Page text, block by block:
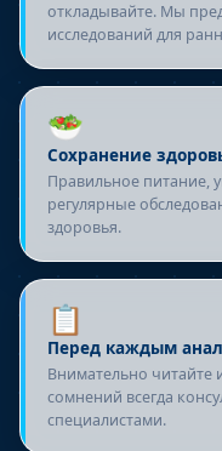
откладывайте. Мы
исследований для
🥗
Сохранение
Правильное питание,
регулярные
здоровья.
📋
Перед каждым
Внимательно читайте
сомнений всегда
специалистами.